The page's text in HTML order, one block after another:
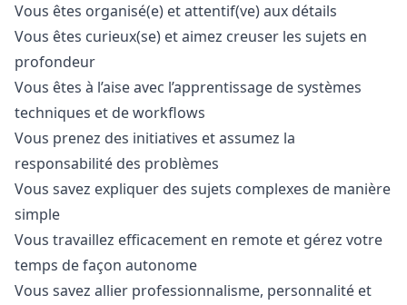
Vous êtes organisé(e) et attentif(ve) aux détails
Vous êtes curieux(se) et aimez creuser les sujets en
profondeur
Vous êtes à l’aise avec l’apprentissage de systèmes
techniques et de workflows
Vous prenez des initiatives et assumez la
responsabilité des problèmes
Vous savez expliquer des sujets complexes de manière
simple
Vous travaillez efficacement en remote et gérez votre
temps de façon autonome
Vous savez allier professionnalisme, personnalité et